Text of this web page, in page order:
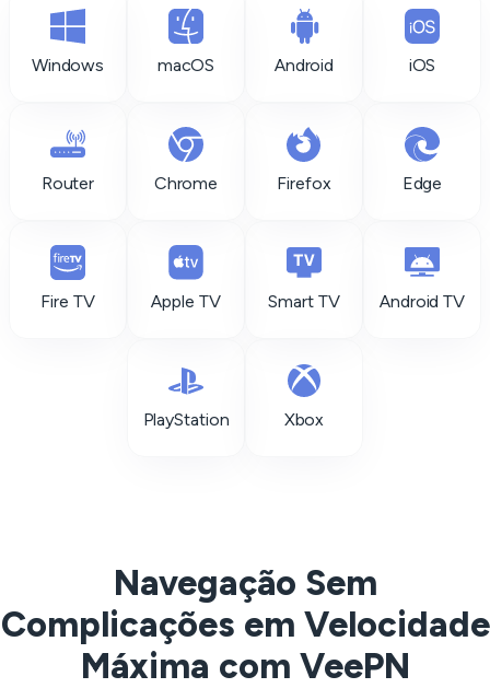
Windows macOS Android iOS
Router Chrome Firefox Edge
Fire TV Apple TV Smart TV Android TV
PlayStation Xbox
Navegação Sem
Complicações em Velocidade
Máxima com VeePN